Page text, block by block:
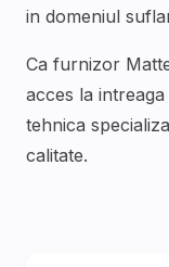
in domeniul
Ca furnizor
acces la
tehnica
calitate.